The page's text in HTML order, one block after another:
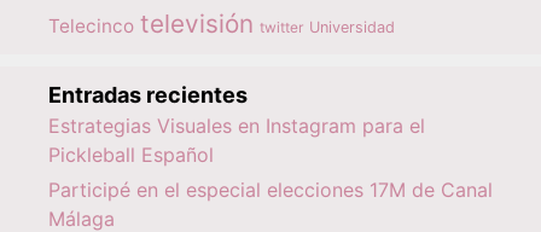
Telecinco televisión twitter Universidad
Entradas recientes
Estrategias Visuales en Instagram para el
Pickleball Español
Participé en el especial elecciones 17M de Canal
Málaga